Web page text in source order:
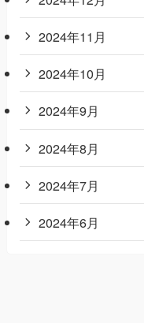
2024年11月
2024年10月
2024年9月
2024年8月
2024年7月
2024年6月